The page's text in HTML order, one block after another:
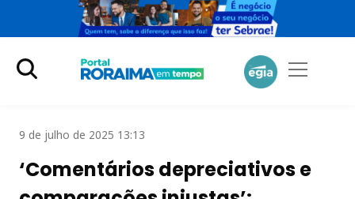
9 de julho de 2025 13:13
‘Comentários depreciativos e